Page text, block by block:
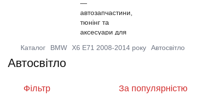
Каталог BMW X6 E71 2008-2014 року Автосвітло
Автосвітло
Фільтр За популярністю